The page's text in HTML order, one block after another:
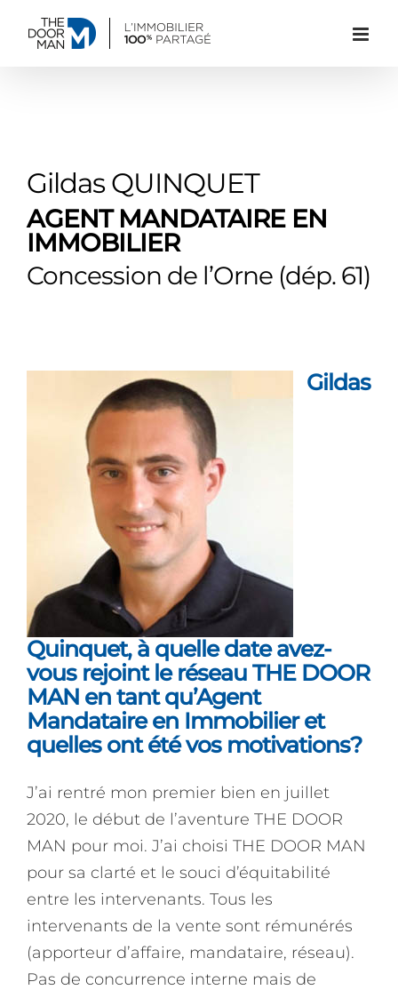
Gildas QUINQUET
AGENT MANDATAIRE EN
IMMOBILIER
Concession de l’Orne (dép. 61)
Gildas
Quinquet, à quelle date avez-
vous rejoint le réseau THE DOOR
MAN en tant qu’Agent
Mandataire en Immobilier et
quelles ont été vos motivations?
J’ai rentré mon premier bien en juillet
2020, le début de l’aventure THE DOOR
MAN pour moi. J’ai choisi THE DOOR MAN
pour sa clarté et le souci d’équitabilité
entre les intervenants. Tous les
intervenants de la vente sont rémunérés
(apporteur d’affaire, mandataire, réseau).
Pas de concurrence interne mais de